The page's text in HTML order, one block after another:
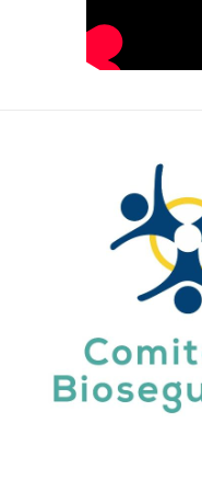
Comité de
Es el responsable
control y
seguimiento y
retorno a las clases
medidas de